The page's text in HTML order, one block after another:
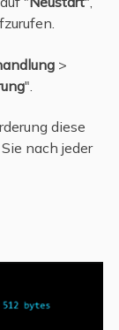
>
".
diese
nach jeder